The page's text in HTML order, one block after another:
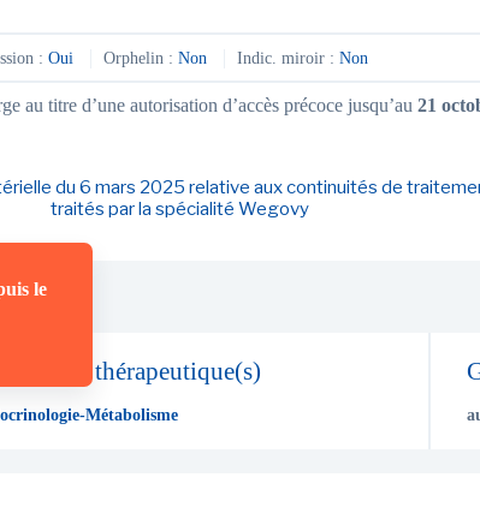
le
: Oui Orphelin : Non Indic. miroir : Non
titre d’une autorisation d’accès précoce jusqu’au 21
du 6 mars 2025 relative aux continuités de
traités par la spécialité Wegovy
thérapeutique(s)
Métabolisme